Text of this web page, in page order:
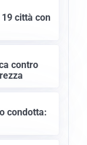
città con
contro
condotta: